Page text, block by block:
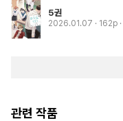
5권
2026.01.07 · 162p
관련 작품